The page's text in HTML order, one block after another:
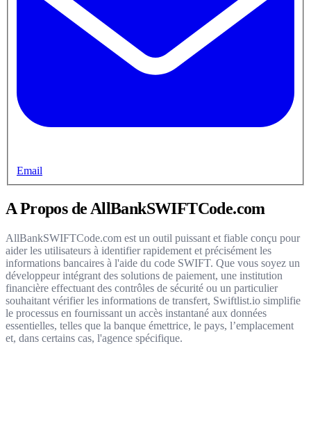
Email
A Propos de AllBankSWIFTCode.com
AllBankSWIFTCode.com est un outil puissant et fiable conçu pour
aider les utilisateurs à identifier rapidement et précisément les
informations bancaires à l'aide du code SWIFT. Que vous soyez un
développeur intégrant des solutions de paiement, une institution
financière effectuant des contrôles de sécurité ou un particulier
souhaitant vérifier les informations de transfert, Swiftlist.io simplifie
le processus en fournissant un accès instantané aux données
essentielles, telles que la banque émettrice, le pays, l’emplacement
et, dans certains cas, l'agence spécifique.